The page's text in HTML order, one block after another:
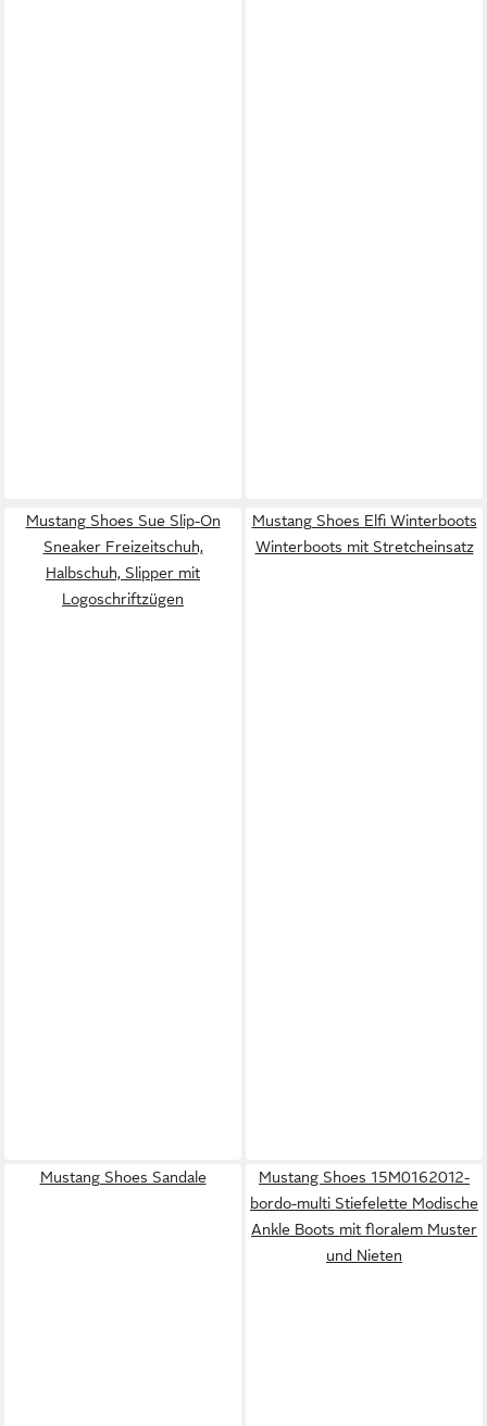
Mustang Shoes Sue Slip-On
Sneaker Freizeitschuh,
Halbschuh, Slipper mit
Logoschriftzügen
Mustang Shoes Elfi Winterboots
Winterboots mit Stretcheinsatz
Mustang Shoes Sandale
Mustang Shoes 15M0162012-
bordo-multi Stiefelette Modische
Ankle Boots mit floralem Muster
und Nieten